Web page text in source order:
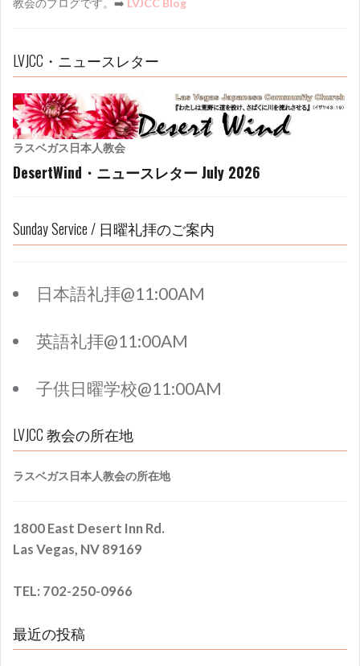
LVJCC・ニュースレター
ラスベガス日本人教会
DesertWind・ニュースレター July 2026
Sunday Service / 日曜礼拝のご案内
日本語礼拝@11:00AM
英語礼拝@11:00AM
子供日曜学校@11:00AM
LVJCC 教会の所在地
ラスベガス日本人教会の所在地
1800 East Desert Inn Rd.
Las Vegas, NV 89169
TEL: 702-250-0966
最近の投稿